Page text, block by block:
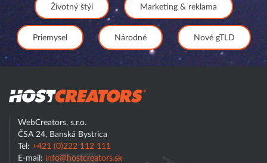
Životný štýl Marketing & reklama
Priemysel Národné Nové gTLD
WebCreators, s.r.o.
ČSA 24, Banská Bystrica
Tel: +421 (0)222 112 111
E-mail: info@hostcreators.sk